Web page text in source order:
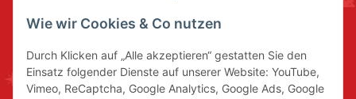
Wie wir Cookies & Co nutzen
Durch Klicken auf „Alle akzeptieren“ gestatten Sie den
Einsatz folgender Dienste auf unserer Website: YouTube,
Vimeo, ReCaptcha, Google Analytics, Google Ads, Google